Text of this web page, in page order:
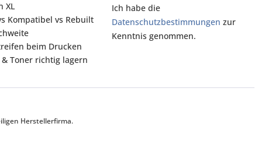
XL
Kompatibel vs Rebuilt
beim Drucken
Toner richtig lagern
Ich habe die
Datenschutzbestimmungen zur
Kenntnis genommen.
Herstellerfirma.